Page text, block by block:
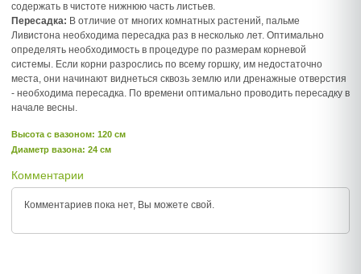
содержать в чистоте нижнюю часть листьев.
Пересадка: В отличие от многих комнатных растений, пальме
Ливистона необходима пересадка раз в несколько лет. Оптимально
определять необходимость в процедуре по размерам корневой
системы. Если корни разрослись по всему горшку, им недостаточно
места, они начинают виднеться сквозь землю или дренажные отверстия
- необходима пересадка. По времени оптимально проводить пересадку в
начале весны.
Высота c вазоном: 120 см
Диаметр вазона: 24 см
Комментарии
Комментариев пока нет, Вы можете свой.